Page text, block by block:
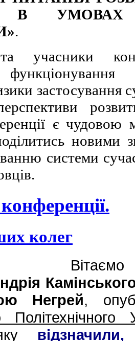
В УМОВАХ
.
учасники
функціонування
застосування
є чудовою
новими
системи
колег
Негрей,
Політехнічного